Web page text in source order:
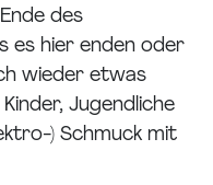
des
es hier enden oder
wieder etwas
Jugendliche
) Schmuck mit